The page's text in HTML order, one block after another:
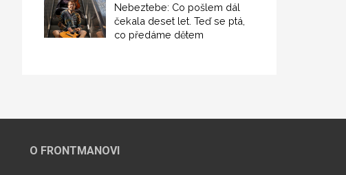
Nebeztebe: Co pošlem dál
čekala deset let. Teď se ptá,
co předáme dětem
O FRONTMANOVI